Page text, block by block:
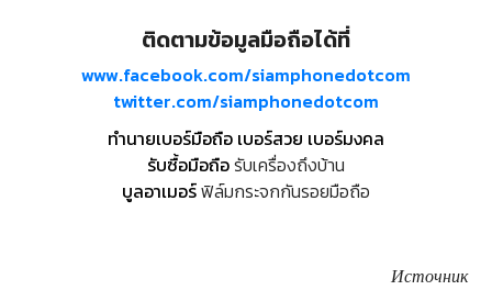
ติดตามข้อมูลมือถือได้ที่
www.facebook.com/siamphonedotcom
twitter.com/siamphonedotcom
ทำนายเบอร์มือถือ เบอร์สวย เบอร์มงคล
รับซื้อมือถือรับเครื่องถึงบ้าน
บูลอาเมอร์ฟิล์มกระจกกันรอยมือถือ
Источник